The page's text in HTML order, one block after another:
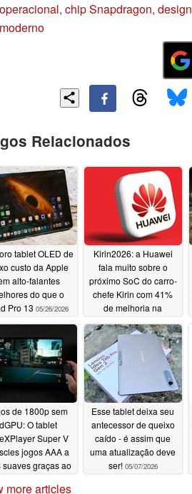
operacional, chip Snapdragon, design
moderno
Relacionados
tablet OLED de
custo da Apple
alto-falantes
do que o
Pro 13 05/26/2026
Kirin2026: a Huawei
fala muito sobre o
próximo SoC do carro-
chefe Kirin com 41%
de melhoria na
05/25/2026
de 1800p sem
dGPU: O tablet
Super V
jogos AAA a
suaves graças ao
Esse tablet deixa seu
antecessor de queixo
caído - é assim que
uma atualização deve
ser! 05/07/2026
more articles